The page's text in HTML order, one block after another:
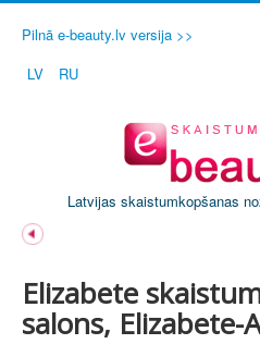
Pilnā e-beauty.lv versija >>
LV
RU
Latvijas skaistumkopšanas
Elizabete
salons, Elizabete-